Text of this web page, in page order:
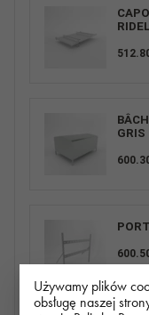
GRIS
Używamy plików
obsługę naszej